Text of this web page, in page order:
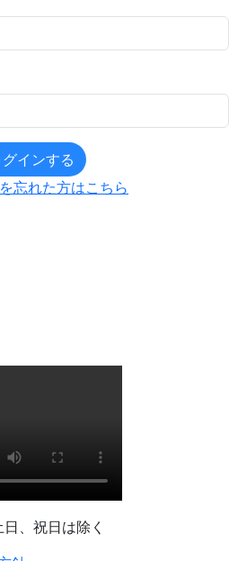
グインする
忘れた方はこちら
場者事務局
admin.jp
、祝日は除く